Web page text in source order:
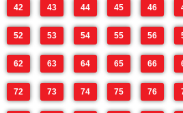
42 43 44 45 46
52 53 54 55 56
62 63 64 65 66
72 73 74 75 76